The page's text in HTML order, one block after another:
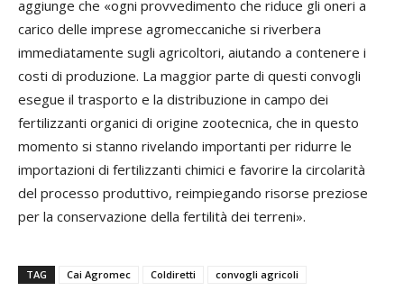
aggiunge che «ogni provvedimento che riduce gli oneri a
carico delle imprese agromeccaniche si riverbera
immediatamente sugli agricoltori, aiutando a contenere i
costi di produzione. La maggior parte di questi convogli
esegue il trasporto e la distribuzione in campo dei
fertilizzanti organici di origine zootecnica, che in questo
momento si stanno rivelando importanti per ridurre le
importazioni di fertilizzanti chimici e favorire la circolarità
del processo produttivo, reimpiegando risorse preziose
per la conservazione della fertilità dei terreni».
TAG Cai Agromec Coldiretti convogli agricoli